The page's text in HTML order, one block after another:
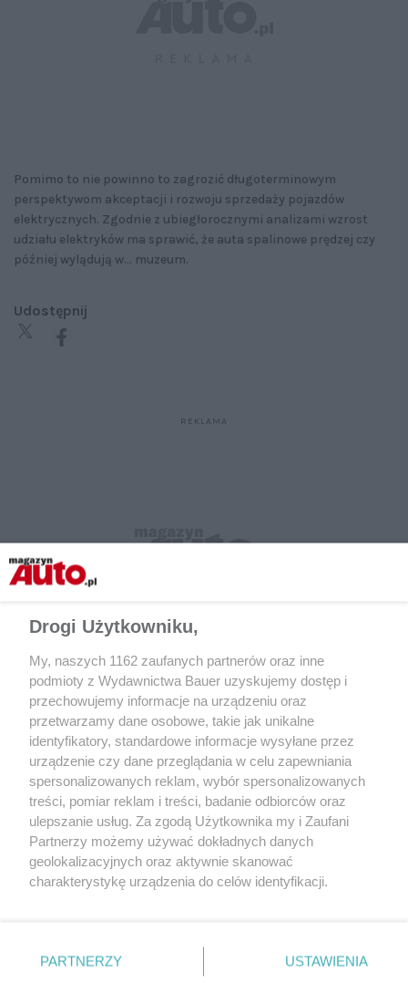
Pomimo to nie powinno to zagrozić długoterminowym
perspektywom akceptacji i rozwoju sprzedaży pojazdów
elektrycznych. Zgodnie z ubiegłorocznymi analizami wzrost
udziału elektryków ma sprawić, że auta spalinowe prędzej czy
później wylądują w... muzeum.
Udostępnij
CZYTAJ TAKŻE
Drogi Użytkowniku,
My, naszych 1162 zaufanych partnerów oraz inne
podmioty z Wydawnictwa Bauer uzyskujemy dostęp i
przechowujemy informacje na urządzeniu oraz
przetwarzamy dane osobowe, takie jak unikalne
identyfikatory, standardowe informacje wysyłane przez
urządzenie czy dane przeglądania w celu zapewniania
spersonalizowanych reklam, wybór spersonalizowanych
treści, pomiar reklam i treści, badanie odbiorców oraz
ulepszanie usług. Za zgodą Użytkownika my i Zaufani
Partnerzy możemy używać dokładnych danych
geolokalizacyjnych oraz aktywnie skanować
charakterystykę urządzenia do celów identyfikacji.
zmienić/wycofać klikając przycisk ustawień prywatności
PARTNERZY USTAWIENIA